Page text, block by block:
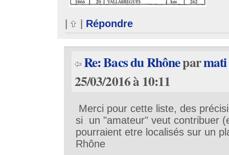
Répondre
Re: Bacs du Rhôneparmati
25/03/2016 à 10:11
Merci pour cette liste, des
si un "amateur" veut contribuer
pourraient etre localisés sur un
Rhône